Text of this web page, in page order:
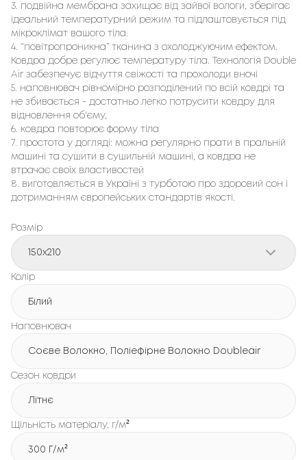
3. подвійна мембрана захищає від зайвої вологи, зберігає
ідеальний температурний режим та підлаштовується під
мікроклімат вашого тіла.
4. “повітропроникна” тканина з охолоджуючим ефектом.
Ковдра добре регулює температуру тіла. Технологія Double
Air забезпечує відчуття свіжості та прохолоди вночі
5. наповнювач рівномірно розподілений по всій ковдрі та
не збивається - достатньо легко потрусити ковдру для
відновлення об'єму,
6. ковдра повторює форму тіла
7. простота у догляді: можна регулярно прати в пральній
машині та сушити в сушильній машині, а ковдра не
втрачає своїх властивостей
8. виготовляється в Україні з турботою про здоровий сон і
дотриманням європейських стандартів якості.
Розмір
150x210
Колір
Білий
Наповнювач
Соєве Волокно, Поліефірне Волокно Doubleair
Сезон ковдри
Літнє
Щільність матеріалу, г/м²
300 Г/м²